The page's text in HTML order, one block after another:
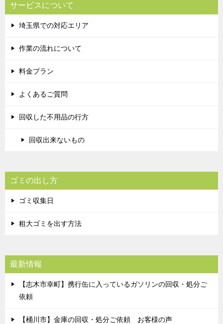
サービスについて
埼玉県での対応エリア
作業の流れについて
料金プラン
よくあるご質問
回収した不用品の行方
回収出来ないもの
ゴミの出し方
ゴミ収集日
粗大ゴミを出す方法
最新情報
【志木市幸町】携行缶に入っているガソリンの回収・処分ご
依頼
【桶川市】金庫の回収・処分ご依頼 お客様の声